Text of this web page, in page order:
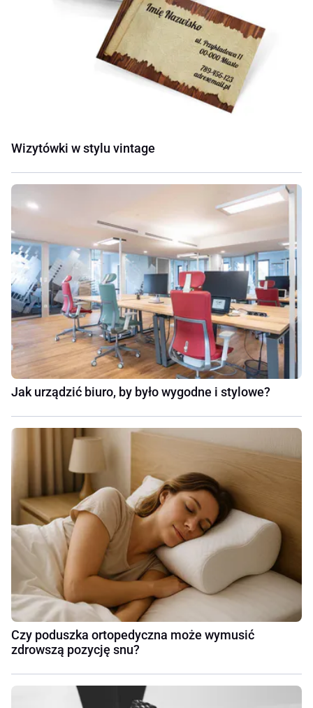
Wizytówki w stylu vintage
Jak urządzić biuro, by było wygodne i stylowe?
Czy poduszka ortopedyczna może wymusić
zdrowszą pozycję snu?